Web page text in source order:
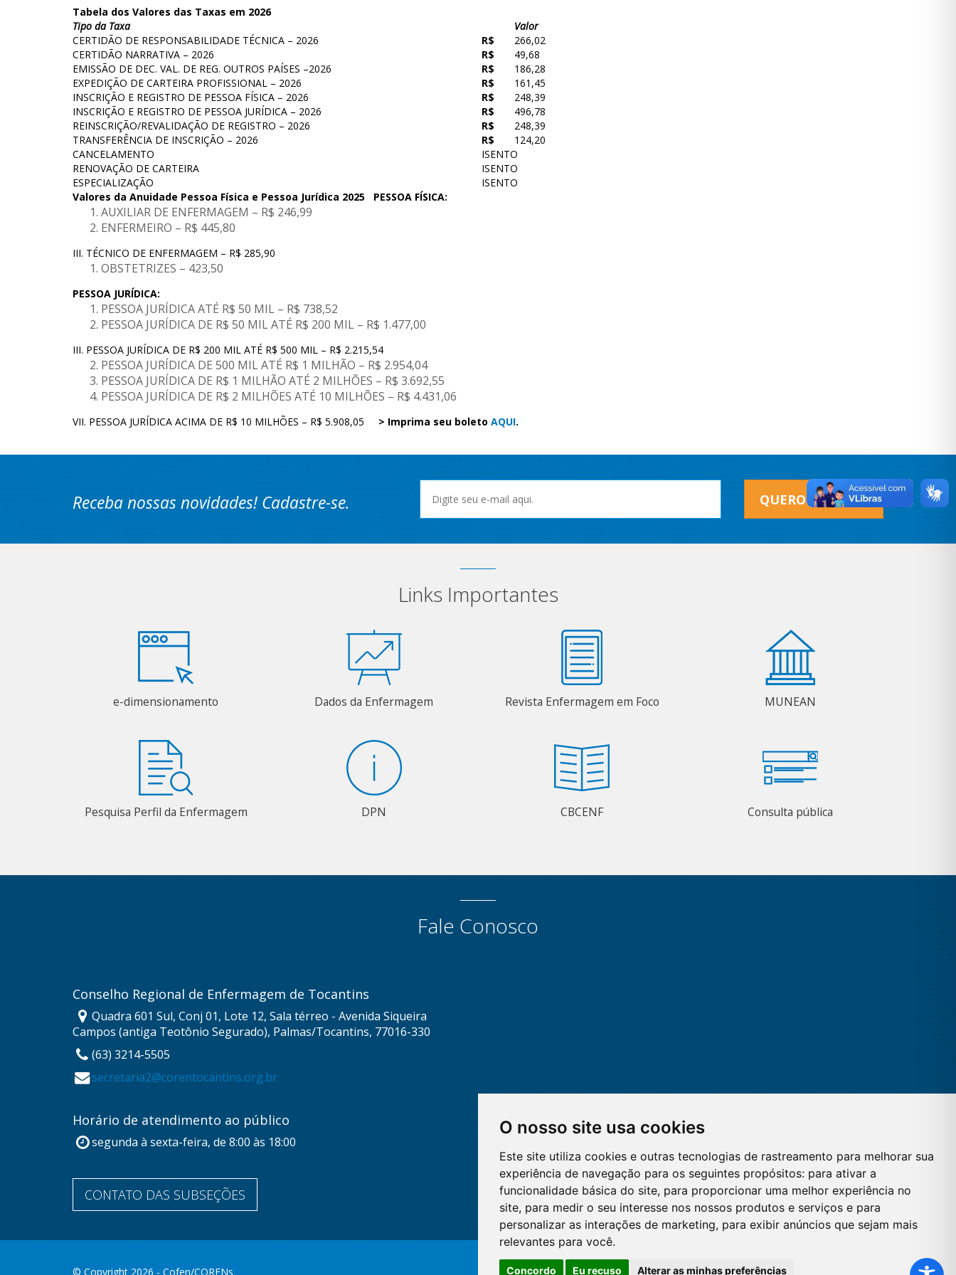
O nosso site usa cookies
Este site utiliza cookies e outras tecnologias de rastreamento para melhorar sua
experiência de navegação para os seguintes propósitos: para ativar a
funcionalidade básica do site, para proporcionar uma melhor experiência no
site, para medir o seu interesse nos nossos produtos e serviços e para
personalizar as interações de marketing, para exibir anúncios que sejam mais
relevantes para você.
Concordo Eu recuso Alterar as minhas preferências
Tabela dos Valores das Taxas em 2026
Tipo da Taxa
Valor
CERTIDÃO DE RESPONSABILIDADE TÉCNICA – 2026
R$
266,02
CERTIDÃO NARRATIVA – 2026
R$
49,68
EMISSÃO DE DEC. VAL. DE REG. OUTROS PAÍSES –2026
R$
186,28
EXPEDIÇÃO DE CARTEIRA PROFISSIONAL – 2026
R$
161,45
INSCRIÇÃO E REGISTRO DE PESSOA FÍSICA – 2026
R$
248,39
INSCRIÇÃO E REGISTRO DE PESSOA JURÍDICA – 2026
R$
496,78
REINSCRIÇÃO/REVALIDAÇÃO DE REGISTRO – 2026
R$
248,39
TRANSFERÊNCIA DE INSCRIÇÃO – 2026
R$
124,20
CANCELAMENTO
ISENTO
RENOVAÇÃO DE CARTEIRA
ISENTO
ESPECIALIZAÇÃO
ISENTO
Valores da Anuidade Pessoa Física e Pessoa Jurídica 2025
PESSOA FÍSICA:
AUXILIAR DE ENFERMAGEM – R$ 246,99
ENFERMEIRO – R$ 445,80
III. TÉCNICO DE ENFERMAGEM – R$ 285,90
OBSTETRIZES – 423,50
PESSOA JURÍDICA:
PESSOA JURÍDICA ATÉ R$ 50 MIL – R$ 738,52
PESSOA JURÍDICA DE R$ 50 MIL ATÉ R$ 200 MIL – R$ 1.477,00
III. PESSOA JURÍDICA DE R$ 200 MIL ATÉ R$ 500 MIL – R$ 2.215,54
PESSOA JURÍDICA DE 500 MIL ATÉ R$ 1 MILHÃO – R$ 2.954,04
PESSOA JURÍDICA DE R$ 1 MILHÃO ATÉ 2 MILHÕES – R$ 3.692,55
PESSOA JURÍDICA DE R$ 2 MILHÕES ATÉ 10 MILHÕES – R$ 4.431,06
VII. PESSOA JURÍDICA ACIMA DE R$ 10 MILHÕES – R$ 5.908,05 > Imprima seu boleto AQUI.
Receba nossas novidades! Cadastre-se. QUERO RECEBER
Links Importantes
e-dimensionamento Dados da Enfermagem Revista Enfermagem em Foco MUNEAN
Pesquisa Perfil da Enfermagem DPN CBCENF Consulta pública
Fale Conosco
Conselho Regional de Enfermagem de Tocantins
Quadra 601 Sul, Conj 01, Lote 12, Sala térreo - Avenida Siqueira
Campos (antiga Teotônio Segurado), Palmas/Tocantins, 77016-330
(63) 3214-5505
secretaria2@corentocantins.org.br
Horário de atendimento ao público
segunda à sexta-feira, de 8:00 às 18:00
CONTATO DAS SUBSEÇÕES
© Copyright 2026 - Cofen/CORENs